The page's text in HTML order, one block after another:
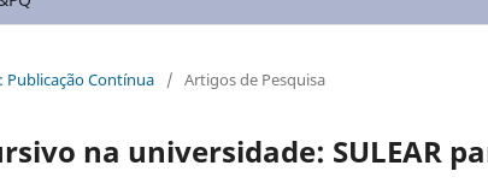
Publicação Contínua / Artigos de Pesquisa
na universidade: SULEAR